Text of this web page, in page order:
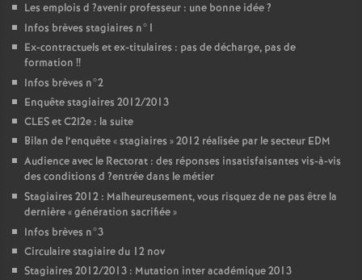
Les emplois d ?avenir professeur : une bonne idée?
Infos brèves stagiaires n°1
Ex-contractuels et ex-titulaires : pas de décharge, pas de
formation !!
Infos brèves n°2
Enquête stagiaires 2012/2013
CLESet C2I2e : la suite
Bilan de l’enquête «stagiaires » 2012 réalisée par le secteur EDM
Audience avec le Rectorat : des réponses insatisfaisantes vis-à-vis
des conditions d ?entrée dans le métier
Stagiaires 2012 : Malheureusement, vous risquez de ne pas être la
dernière «génération sacrifiée»
Infos brèves n°3
Circulaire stagiaire du 12 nov
Stagiaires 2012/2013 : Mutation inter académique 2013